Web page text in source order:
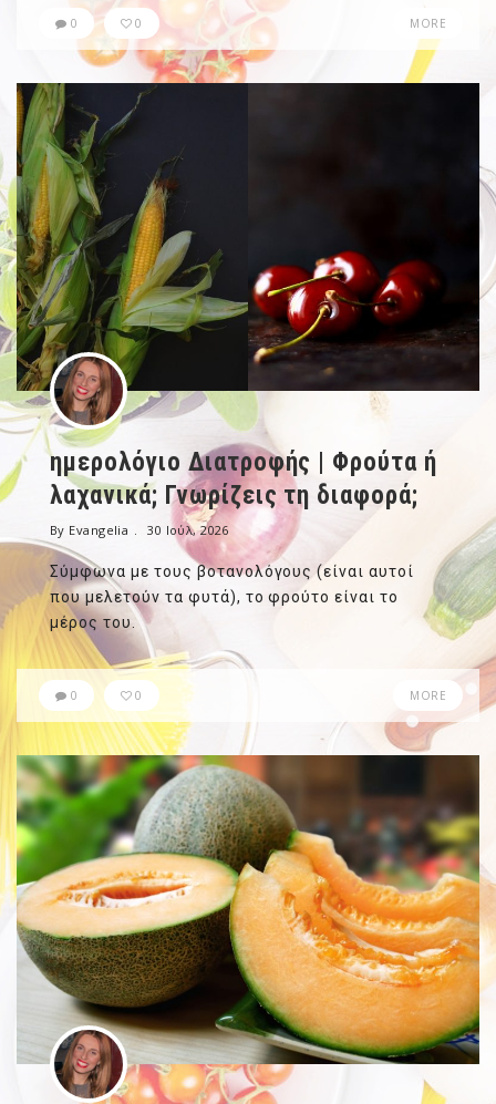
0 0 MORE
ημερολόγιο Διατροφής | Φρούτα ή
λαχανικά; Γνωρίζεις τη διαφορά;
By Evangelia 30 Ιούλ, 2026
Σύμφωνα με τους βοτανολόγους (είναι αυτοί
που μελετούν τα φυτά), το φρούτο είναι το
μέρος του.
0 0 MORE